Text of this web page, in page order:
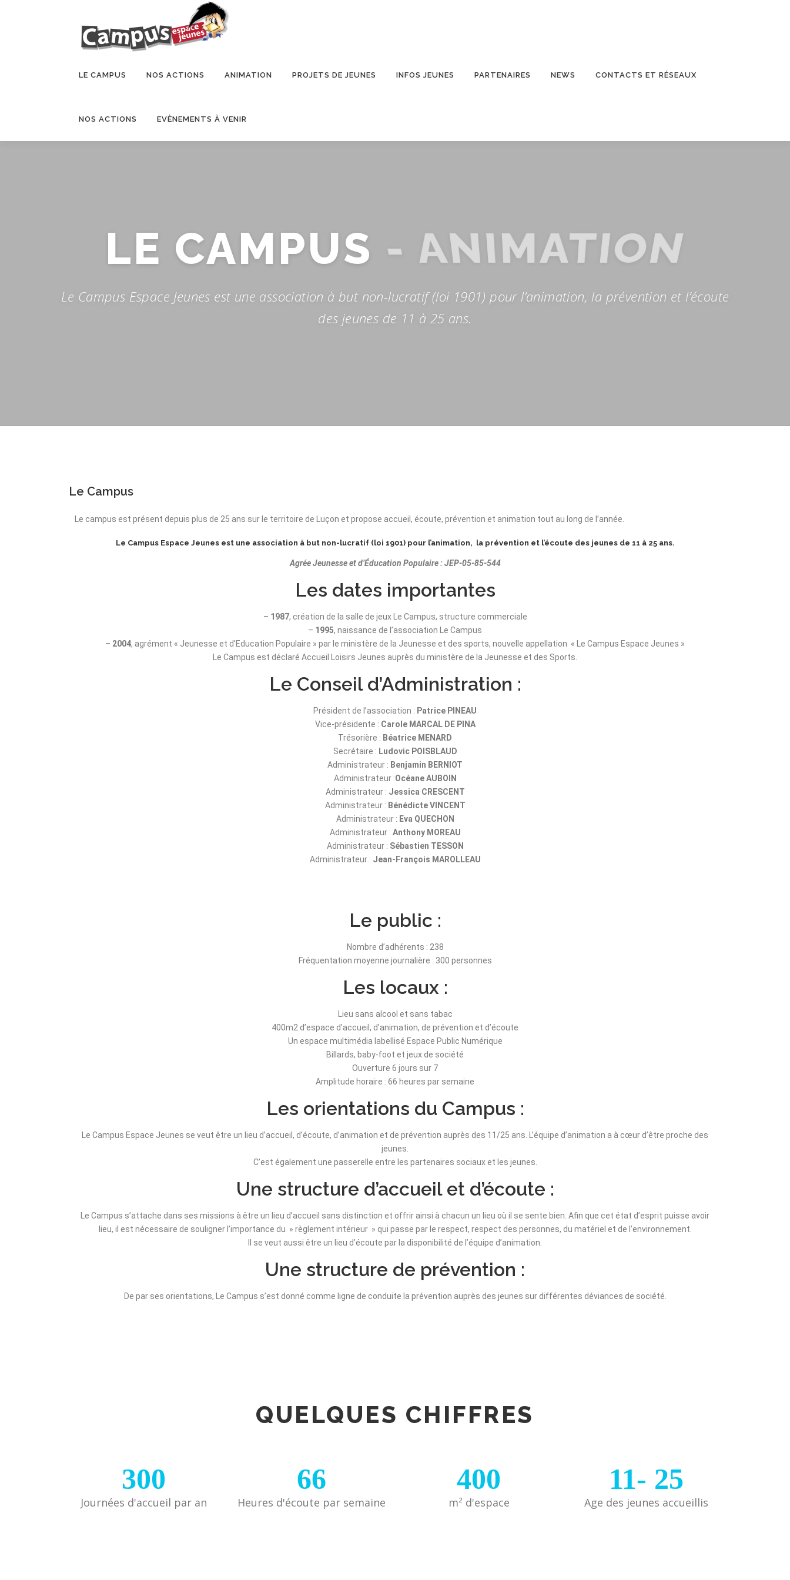
LE CAMPUS NOS ACTIONS ANIMATION PROJETS DE JEUNES INFOS JEUNES PARTENAIRES NEWS CONTACTS ET RÉSEAUX
NOS ACTIONS EVÈNEMENTS À VENIR
LE CAMPUS - ANIMATION
Le Campus Espace Jeunes est une association à but non-lucratif (loi 1901) pour l’animation, la prévention et l’écoute
des jeunes de 11 à 25 ans.
Le Campus
Le campus est présent depuis plus de 25 ans sur le territoire de Luçon et propose accueil, écoute, prévention et animation tout au long de l’année.
Le Campus Espace Jeunes est une association à but non-lucratif (loi 1901) pour l’animation, la prévention et l’écoute des jeunes de 11 à 25 ans.
Agrée Jeunesse et d’Éducation Populaire : JEP-05-85-544
Les dates importantes
– 1987, création de la salle de jeux Le Campus, structure commerciale
– 1995, naissance de l’association Le Campus
– 2004, agrément « Jeunesse et d’Education Populaire » par le ministère de la Jeunesse et des sports, nouvelle appellation « Le Campus Espace Jeunes »
Le Campus est déclaré Accueil Loisirs Jeunes auprès du ministère de la Jeunesse et des Sports.
Le Conseil d’Administration :
Président de l’association : Patrice PINEAU
Vice-présidente : Carole MARCAL DE PINA
Trésorière : Béatrice MENARD
Secrétaire : Ludovic POISBLAUD
Administrateur : Benjamin BERNIOT
Administrateur :Océane AUBOIN
Administrateur : Jessica CRESCENT
Administrateur : Bénédicte VINCENT
Administrateur : Eva QUECHON
Administrateur : Anthony MOREAU
Administrateur : Sébastien TESSON
Administrateur : Jean-François MAROLLEAU
Le public :
Nombre d’adhérents : 238
Fréquentation moyenne journalière : 300 personnes
Les locaux :
Lieu sans alcool et sans tabac
400m2 d’espace d’accueil, d’animation, de prévention et d’écoute
Un espace multimédia labellisé Espace Public Numérique
Billards, baby-foot et jeux de société
Ouverture 6 jours sur 7
Amplitude horaire : 66 heures par semaine
Les orientations du Campus :
Le Campus Espace Jeunes se veut être un lieu d’accueil, d’écoute, d’animation et de prévention auprès des 11/25 ans. L’équipe d’animation a à cœur d’être proche des
jeunes.
C’est également une passerelle entre les partenaires sociaux et les jeunes.
Une structure d’accueil et d’écoute :
Le Campus s’attache dans ses missions à être un lieu d’accueil sans distinction et offrir ainsi à chacun un lieu où il se sente bien. Afin que cet état d’esprit puisse avoir
lieu, il est nécessaire de souligner l’importance du » règlement intérieur » qui passe par le respect, respect des personnes, du matériel et de l’environnement.
Il se veut aussi être un lieu d’écoute par la disponibilité de l’équipe d’animation.
Une structure de prévention :
De par ses orientations, Le Campus s’est donné comme ligne de conduite la prévention auprès des jeunes sur différentes déviances de société.
QUELQUES CHIFFRES
300
Journées d'accueil par an
66
Heures d'écoute par semaine
400
m² d'espace
11- 25
Age des jeunes accueillis